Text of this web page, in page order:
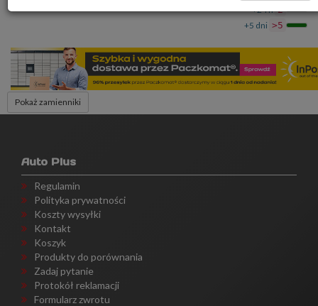
+24 h 2
+5 dni >5
Pokaż zamienniki
Auto Plus
Regulamin
Polityka prywatności
Koszty wysyłki
Kontakt
Koszyk
Produkty do porównania
Zadaj pytanie
Protokół reklamacji
Formularz zwrotu